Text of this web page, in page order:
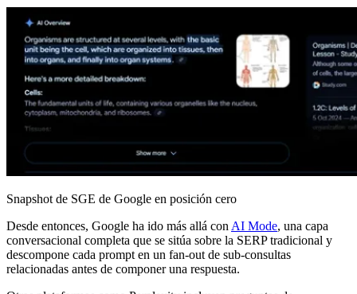
Snapshot de SGE de Google en posición cero
Desde entonces, Google ha ido más allá con AI Mode, una capa
conversacional completa que se sitúa sobre la SERP tradicional y
descompone cada prompt en un fan-out de sub-consultas
relacionadas antes de componer una respuesta.